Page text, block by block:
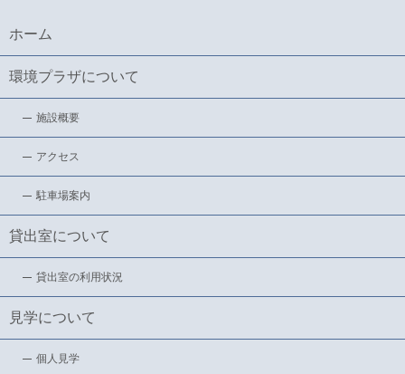
ホーム
環境プラザについて
施設概要
アクセス
駐車場案内
貸出室について
貸出室の利用状況
見学について
個人見学